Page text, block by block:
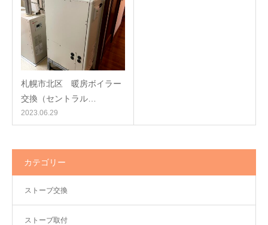
札幌市北区 暖房ボイラー
交換（セントラル…
2023.06.29
カテゴリー
ストーブ交換
ストーブ取付